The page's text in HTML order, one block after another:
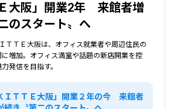
Ｅ大阪」開業2年 来館者増
のスタート〟へ
ＴＴＥ大阪は、オフィス就業者や周辺住民の
増加。オフィス満室や話題の新店開業を控
発信を目指す。
ＩＴＴＥ大阪」開業２年の今 来館者